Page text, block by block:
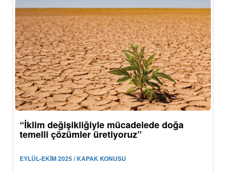
“İklim değişikliğiyle mücadelede doğa
temelli çözümler üretiyoruz”
EYLÜL-EKİM 2025 / KAPAK KONUSU